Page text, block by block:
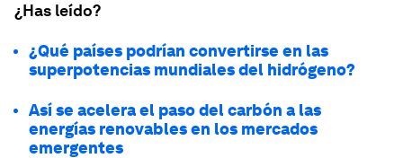
¿Has leído?
¿Qué países podrían convertirse en las
superpotencias mundiales del hidrógeno?
Así se acelera el paso del carbón a las
energías renovables en los mercados
emergentes